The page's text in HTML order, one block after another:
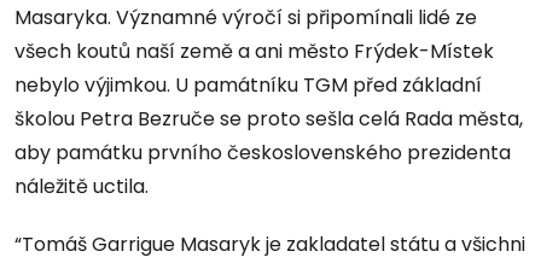
Masaryka. Významné výročí si připomínali lidé ze
všech koutů naší země a ani město Frýdek-Místek
nebylo výjimkou. U památníku TGM před základní
školou Petra Bezruče se proto sešla celá Rada města,
aby památku prvního československého prezidenta
náležitě uctila.
“Tomáš Garrigue Masaryk je zakladatel státu a všichni